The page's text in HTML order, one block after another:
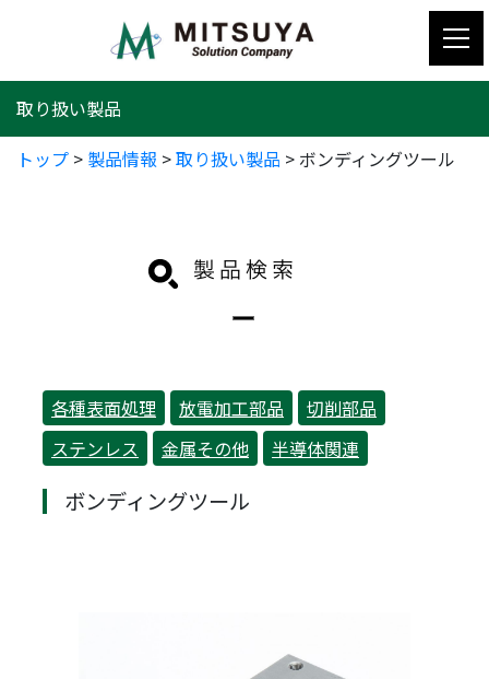
へ
取り扱い製品
トップ > 製品情報 >取り扱い製品 > ボンディングツール
各種表面処理 放電加工部品
切削部品
ステンレス
金属その他 半導体関連
ボンディングツール